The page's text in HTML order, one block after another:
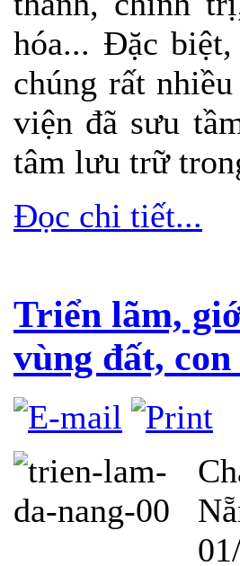
hóa... Đặc
chúng rất
viện đã sưu
tâm lưu trữ
Đọc chi tiết...
Triển lãm,
vùng đất,